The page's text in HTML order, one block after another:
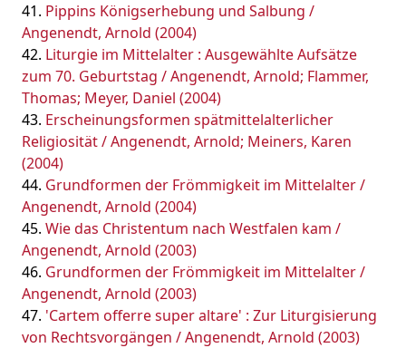
Pippins Königserhebung und Salbung /
Angenendt, Arnold (2004)
Liturgie im Mittelalter : Ausgewählte Aufsätze
zum 70. Geburtstag / Angenendt, Arnold; Flammer,
Thomas; Meyer, Daniel (2004)
Erscheinungsformen spätmittelalterlicher
Religiosität / Angenendt, Arnold; Meiners, Karen
(2004)
Grundformen der Frömmigkeit im Mittelalter /
Angenendt, Arnold (2004)
Wie das Christentum nach Westfalen kam /
Angenendt, Arnold (2003)
Grundformen der Frömmigkeit im Mittelalter /
Angenendt, Arnold (2003)
'Cartem offerre super altare' : Zur Liturgisierung
von Rechtsvorgängen / Angenendt, Arnold (2003)